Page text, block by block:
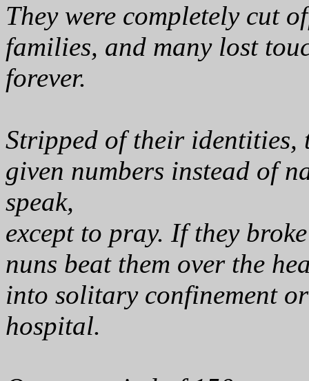
They were completely cut
families, and many lost
forever.
Stripped of their identities,
given numbers instead of
speak,
except to pray. If they
nuns beat them over the
into solitary confinement
hospital.